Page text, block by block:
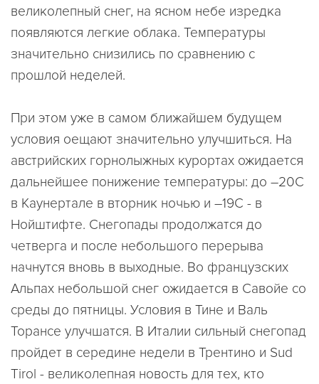
великолепный снег, на ясном небе изредка
появляются легкие облака. Температуры
значительно снизились по сравнению с
прошлой неделей.
При этом уже в самом ближайшем будущем
условия оещают значительно улучшиться. На
австрийских горнолыжных курортах ожидается
дальнейшее понижение температуры: до –20C
в Каунертале в вторник ночью и –19C - в
Нойштифте. Снегопады продолжатся до
четверга и после небольшого перерыва
начнутся вновь в выходные. Во французских
Альпах небольшой снег ожидается в Савойе со
среды до пятницы. Условия в Тине и Валь
Торансе улучшатся. В Италии сильный снегопад
пройдет в середине недели в Трентино и Sud
Tirol - великолепная новость для тех, кто